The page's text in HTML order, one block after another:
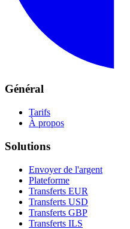
Général
Tarifs
À propos
Solutions
Envoyer de l'argent
Plateforme
Transferts EUR
Transferts USD
Transferts GBP
Transferts ILS